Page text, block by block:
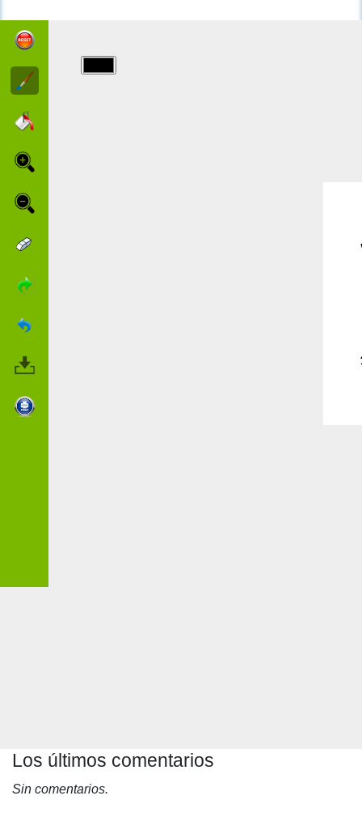
Los últimos comentarios
Sin comentarios.